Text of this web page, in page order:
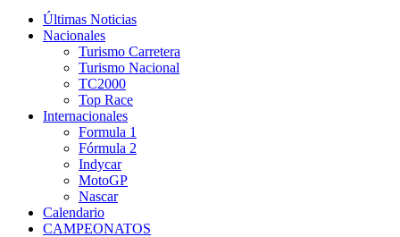
Últimas Noticias
Nacionales
Turismo Carretera
Turismo Nacional
TC2000
Top Race
Internacionales
Formula 1
Fórmula 2
Indycar
MotoGP
Nascar
Calendario
CAMPEONATOS